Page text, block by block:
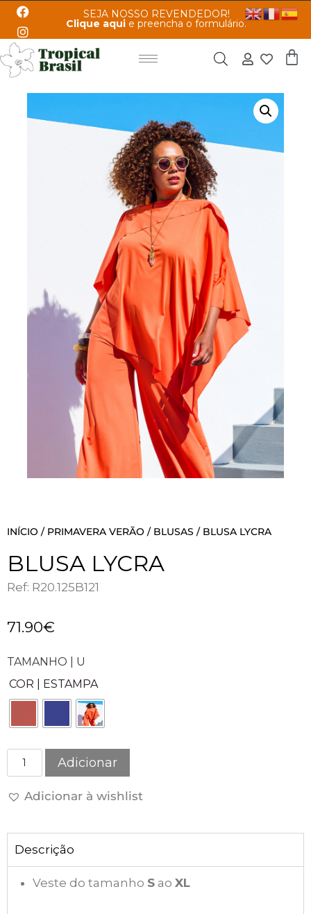
SEJA NOSSO REVENDEDOR!
Clique aqui e preencha o formulário.
INÍCIO / PRIMAVERA VERÃO / BLUSAS / BLUSA LYCRA
BLUSA LYCRA
Ref: R20.125B121
71.90€
TAMANHO | U
COR | ESTAMPA
Adicionar
Adicionar à wishlist
Descrição
Veste do tamanho Sao XL